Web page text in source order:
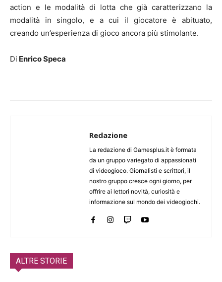
action e le modalità di lotta che già caratterizzano la
modalità in singolo, e a cui il giocatore è abituato,
creando un’esperienza di gioco ancora più stimolante.
Di Enrico Speca
Redazione
La redazione di Gamesplus.it è formata
da un gruppo variegato di appassionati
di videogioco. Giornalisti e scrittori, il
nostro gruppo cresce ogni giorno, per
offrire ai lettori novità, curiosità e
informazione sul mondo dei videogiochi.
ALTRE STORIE